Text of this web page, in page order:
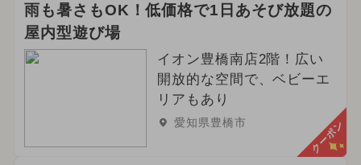
雨も暑さもOK！低価格で1日あそび放題の
屋内型遊び場
イオン豊橋南店2階！広い
開放的な空間で、ベビーエ
リアもあり
愛知県豊橋市 クーポン